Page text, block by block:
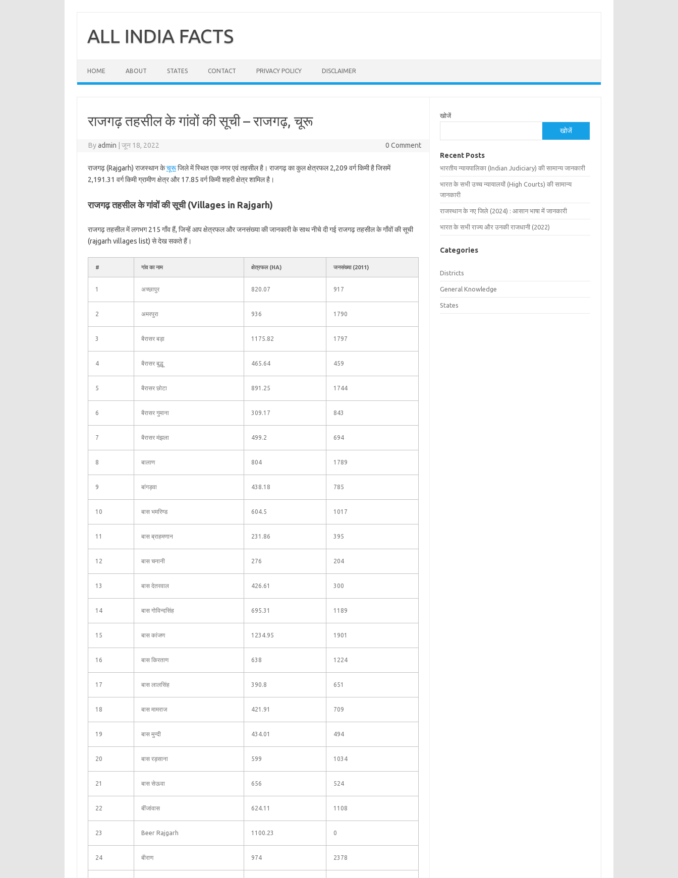
contentALL INDIA FACTS
HOME ABOUT STATES CONTACT PRIVACY POLICY DISCLAIMER
राजगढ़ तहसील के गांवों की सूची – राजगढ़, चूरू
Byadmin जून 18, 2022 0 Comment
राजगढ़ (Rajgarh) राजस्थान केचूरूजिले में स्थित एक नगर एवं तहसील है। राजगढ़ का कुल क्षेत्रफल 2,209 वर्ग किमी है जिसमें
2,191.31 वर्ग किमी ग्रामीण क्षेत्र और 17.85 वर्ग किमी शहरी क्षेत्र शामिल है।
राजगढ़ तहसील के गांवों की सूची (Villages in Rajgarh)
राजगढ़ तहसील में लगभग 215 गाँव हैं, जिन्हें आप क्षेत्रफल और जनसंख्या की जानकारी के साथ नीचे दी गई राजगढ़ तहसील के गाँवों की सूची
(rajgarh villages list) से देख सकते हैं।
# गांव का नाम क्षेत्रफल (HA) जनसंख्या (2011)
1 अच्छापुर 820.07 917
2 अमरपुरा 936 1790
3 बैरासर बड़ा 1175.82 1797
4 बैरासर बुद्धू 465.64 459
5 बैरासर छोटा 891.25 1744
6 बैरासर गुमाना 309.17 843
7 बैरासर मंझला 499.2 694
8 बालाण 804 1789
9 बांगड़वा 438.18 785
10 बास भमरिण्ड 604.5 1017
11 बास ब्राहमणान 231.86 395
12 बास चनानी 276 204
13 बास देतरवाल 426.61 300
14 बास गोविन्दसिंह 695.31 1189
15 बास कांजण 1234.95 1901
16 बास किरताण 638 1224
17 बास लालसिंह 390.8 651
18 बास मामराज 421.91 709
19 बास मुन्दी 434.01 494
20 बास रड़साना 599 1034
21 बास सेऊवा 656 524
22 बींजांवास 624.11 1108
23 Beer Rajgarh 1100.23 0
24 बीराण 974 2378
खोजें
खोजें
Recent Posts
भारतीय न्यायपालिका (Indian Judiciary) की सामान्य जानकारी
भारत के सभी उच्च न्यायालयों (High Courts) की सामान्य
जानकारी
राजस्थान के नए जिले (2024) : आसान भाषा में जानकारी
भारत के सभी राज्य और उनकी राजधानी (2022)
Categories
Districts
General Knowledge
States